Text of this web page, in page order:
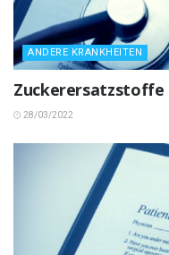
ANDERE KRANKHEITEN
Zuckerersatzstoffe
28/03/2022